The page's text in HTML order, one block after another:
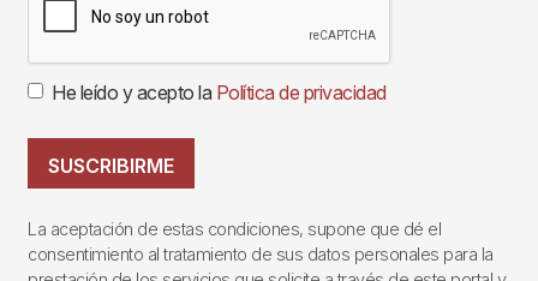
He leído y acepto la Política de privacidad
SUSCRIBIRME
La aceptación de estas condiciones, supone que dé el
consentimiento al tratamiento de sus datos personales para la